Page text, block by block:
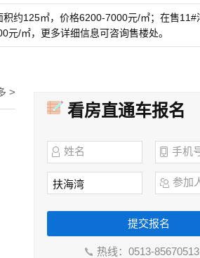
约125㎡，价格6200-7000元/㎡；在售11#
元/㎡，更多详细信息可咨询售楼处。
>
看房直通车报名
姓名 手机
参加
提交报名
热线：0513-85670513